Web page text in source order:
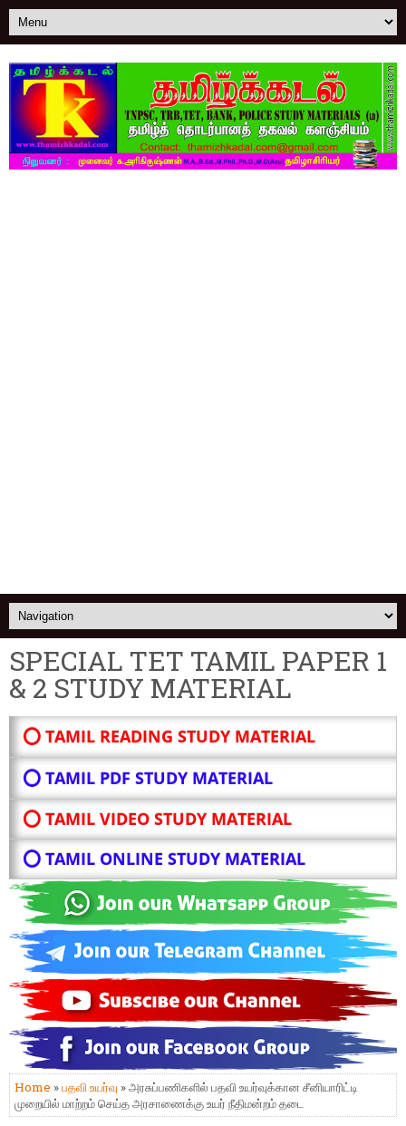
SPECIAL TET TAMIL PAPER 1
& 2 STUDY MATERIAL
⭕ TAMIL READING STUDY MATERIAL
⭕ TAMIL PDF STUDY MATERIAL
⭕ TAMIL VIDEO STUDY MATERIAL
⭕ TAMIL ONLINE STUDY MATERIAL
Home »பதவி உயர்வு » அரசுப்பணிகளில் பதவி உயர்வுக்கான சீனியாரிட்டி
முறையில் மாற்றம் செய்த அரசாணைக்கு உயர் நீதிமன்றம் தடை